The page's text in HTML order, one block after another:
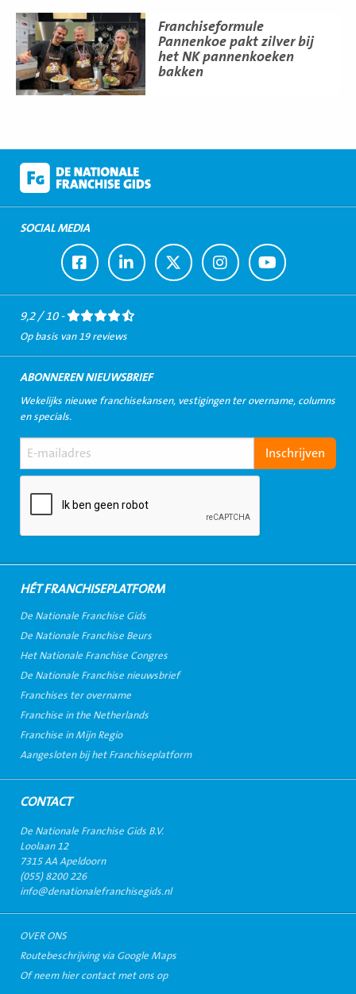
Franchiseformule
Pannenkoe pakt zilver bij
het NK pannenkoeken
bakken
Lees
meer
SOCIAL MEDIA
Ga
naar
Facebook
Ga
naar
LinkedIn
Ga
naar
Twitter
Ga
naar
Instagram
Ga
naar
Youtube
9,2 / 10 -
Op basis van 19 reviews
ABONNEREN NIEUWSBRIEF
Wekelijks nieuwe franchisekansen, vestigingen ter overname, columns
en specials.
HÉT FRANCHISEPLATFORM
De Nationale Franchise Gids
De Nationale Franchise Beurs
Het Nationale Franchise Congres
De Nationale Franchise nieuwsbrief
Franchises ter overname
Franchise in the Netherlands
Franchise in Mijn Regio
Aangesloten bij het Franchiseplatform
CONTACT
De Nationale Franchise Gids B.V.
Loolaan 12
7315 AA Apeldoorn
(055) 8200 226
info@denationalefranchisegids.nl
OVER ONS
Routebeschrijving via Google Maps
Of neem hier contact met ons op